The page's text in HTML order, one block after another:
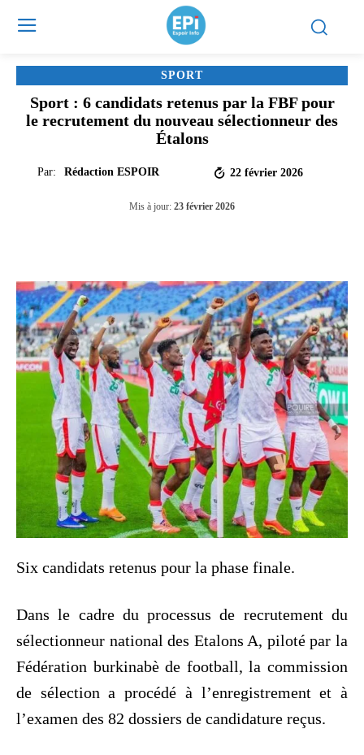
SPORT
Sport : 6 candidats retenus par la FBF pour
le recrutement du nouveau sélectionneur des
Étalons
Par: Rédaction ESPOIR 22 février 2026
Mis à jour: 23 février 2026
Six candidats retenus pour la phase finale.
Dans le cadre du processus de recrutement du
sélectionneur national des Etalons A, piloté par la
Fédération burkinabè de football, la commission
de sélection a procédé à l’enregistrement et à
l’examen des 82 dossiers de candidature reçus.